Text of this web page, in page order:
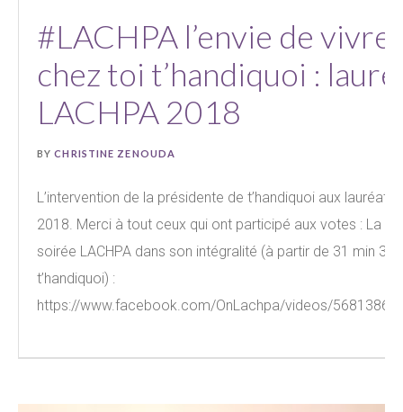
#LACHPA l’envie de vivre
chez toi t’handiquoi :
LACHPA 2018
BYCHRISTINE ZENOUDA
L’intervention de la présidente de t’handiquoi aux lauréats
2018. Merci à tout ceux qui ont participé aux votes : La
soirée LACHPA dans son intégralité (à partir de 31 min 30
t’handiquoi) :
https://www.facebook.com/OnLachpa/videos/